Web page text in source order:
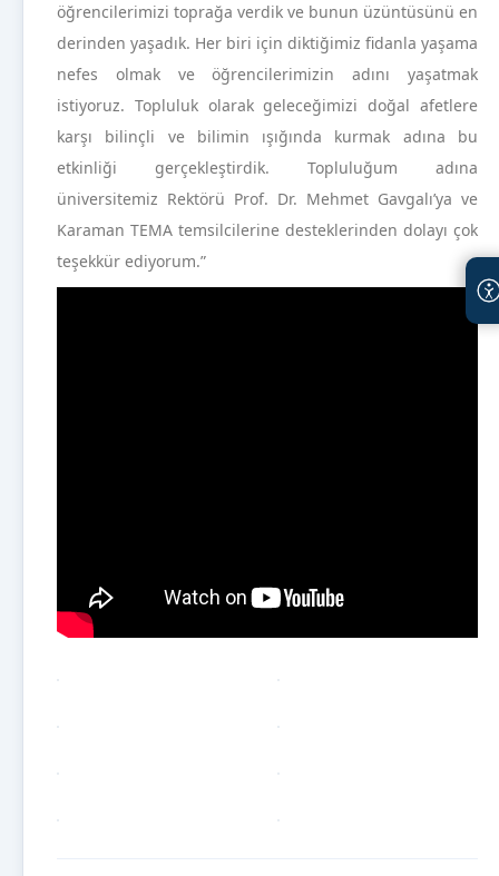
öğrencilerimizi toprağa verdik ve bunun üzüntüsünü en
derinden yaşadık. Her biri için diktiğimiz fidanla yaşama
nefes olmak ve öğrencilerimizin adını yaşatmak
istiyoruz. Topluluk olarak geleceğimizi doğal afetlere
karşı bilinçli ve bilimin ışığında kurmak adına bu
etkinliği gerçekleştirdik. Topluluğum adına
üniversitemiz Rektörü Prof. Dr. Mehmet Gavgalı’ya ve
Karaman TEMA temsilcilerine desteklerinden dolayı çok
teşekkür ediyorum.”